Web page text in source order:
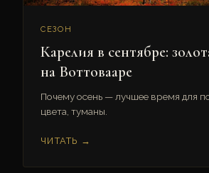
СЕЗОН
Карелия в сентябре:
на Воттовааре
Почему осень — лучшее время для
цвета, туманы.
ЧИТАТЬ →